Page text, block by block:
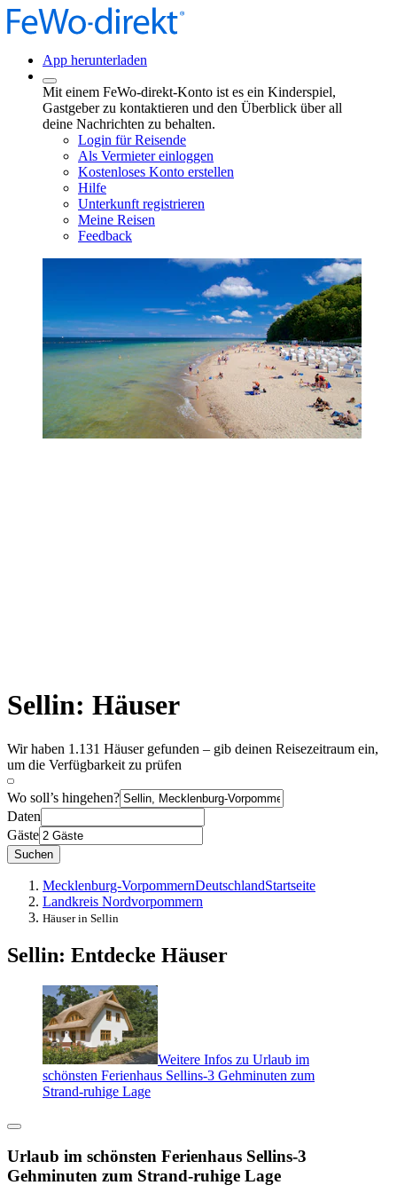
App herunterladen
Mit einem FeWo-direkt-Konto ist es ein Kinderspiel,
Gastgeber zu kontaktieren und den Überblick über all
deine Nachrichten zu behalten.
Login für Reisende
Als Vermieter einloggen
Kostenloses Konto erstellen
Hilfe
Unterkunft registrieren
Meine Reisen
Feedback
Sellin: Häuser
Wir haben 1.131 Häuser gefunden – gib deinen Reisezeitraum ein,
um die Verfügbarkeit zu prüfen
Wo soll’s hingehen?
Daten
Gäste
Suchen
Mecklenburg-VorpommernDeutschlandStartseite
Landkreis Nordvorpommern
Häuser in Sellin
Sellin: Entdecke Häuser
Weitere Infos zu Urlaub im
schönsten Ferienhaus Sellins-3 Gehminuten zum
Strand-ruhige Lage
Urlaub im schönsten Ferienhaus Sellins-3
Gehminuten zum Strand-ruhige Lage